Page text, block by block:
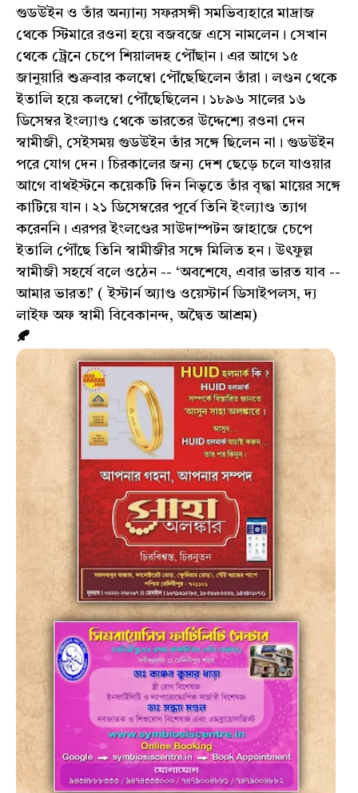
গুডউইন ও তাঁর অন্যান্য সফরসঙ্গী সমভিব্যহারে মাদ্রাজ
থেকে স্টিমারে রওনা হয়ে বজবজে এসে নামলেন। সেখান
থেকে ট্রেনে চেপে শিয়ালদহ পৌঁছান। এর আগে ১৫
জানুয়ারি শুক্রবার কলম্বো পৌঁছেছিলেন তাঁরা। লণ্ডন থেকে
ইতালি হয়ে কলম্বো পৌঁছেছিলেন। ১৮৯৬ সালের ১৬
ডিসেম্বর ইংল্যাণ্ড থেকে ভারতের উদ্দেশ্যে রওনা দেন
স্বামীজী, সেইসময় গুডউইন তাঁর সঙ্গে ছিলেন না। গুডউইন
পরে যোগ দেন। চিরকালের জন্য দেশ ছেড়ে চলে যাওয়ার
আগে বাথইস্টনে কয়েকটি দিন নিভৃতে তাঁর বৃদ্ধা মায়ের সঙ্গে
কাটিয়ে যান। ২১ ডিসেম্বরের পূর্বে তিনি ইংল্যাণ্ড ত্যাগ
করেননি। এরপর ইংলণ্ডের সাউদাম্পটন জাহাজে চেপে
ইতালি পৌঁছে তিনি স্বামীজীর সঙ্গে মিলিত হন। উৎফুল্ল
স্বামীজী সহর্ষে বলে ওঠেন -- ‘অবশেষে, এবার ভারত যাব --
আমার ভারত!’ ( ইস্টার্ন অ্যাণ্ড ওয়েস্টার্ন ডিসাইপলস, দ্য
লাইফ অফ স্বামী বিবেকানন্দ, অদ্বৈত আশ্রম)
🍂